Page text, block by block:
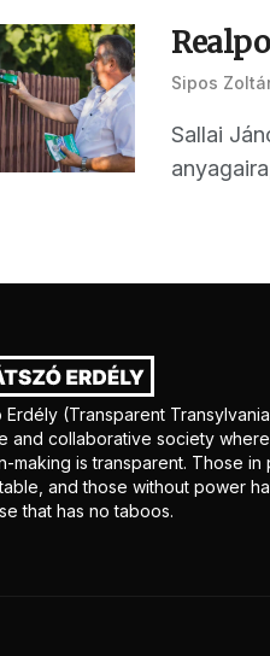
Sipos
Sallai
Erdély (Transparent
and collaborative society
making is transparent. Those
and those without power
that has no taboos.